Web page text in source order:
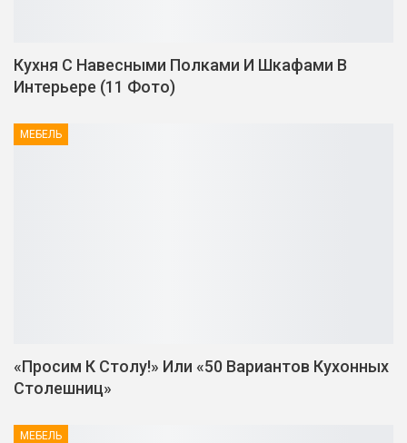
Кухня С Навесными Полками И Шкафами В
Интерьере (11 Фото)
МЕБЕЛЬ
«Просим К Столу!» Или «50 Вариантов Кухонных
Столешниц»
МЕБЕЛЬ